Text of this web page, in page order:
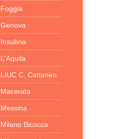
Foggia
Genova
Insubria
L'Aquila
LIUC C. Cattaneo
Macerata
Messina
Milano Bicocca